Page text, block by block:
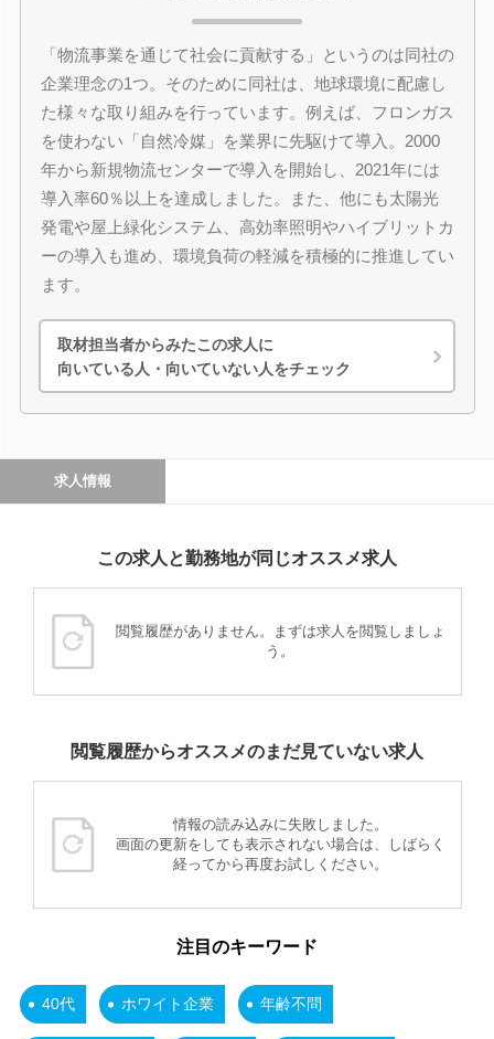
「物流事業を通じて社会に貢献する」というのは同社の
企業理念の1つ。そのために同社は、地球環境に配慮し
た様々な取り組みを行っています。例えば、フロンガス
を使わない「自然冷媒」を業界に先駆けて導入。2000
年から新規物流センターで導入を開始し、2021年には
導入率60％以上を達成しました。また、他にも太陽光
発電や屋上緑化システム、高効率照明やハイブリットカ
ーの導入も進め、環境負荷の軽減を積極的に推進してい
ます。
取材担当者からみたこの求人に
向いている人・向いていない人をチェック
求人情報
この求人と勤務地が同じオススメ求人
閲覧履歴がありません。まずは求人を閲覧しましょ
う。
閲覧履歴からオススメのまだ見ていない求人
情報の読み込みに失敗しました。
画面の更新をしても表示されない場合は、しばらく
経ってから再度お試しください。
注目のキーワード
40代 ホワイト企業 年齢不問